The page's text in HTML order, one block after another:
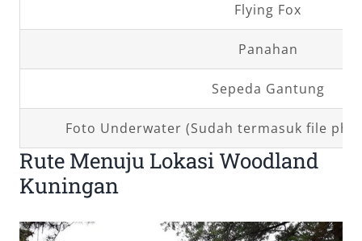
Flying Fox
Panahan
Sepeda Gantung
Foto Underwater (Sudah termasuk file
Rute Menuju Lokasi Woodland
Kuningan